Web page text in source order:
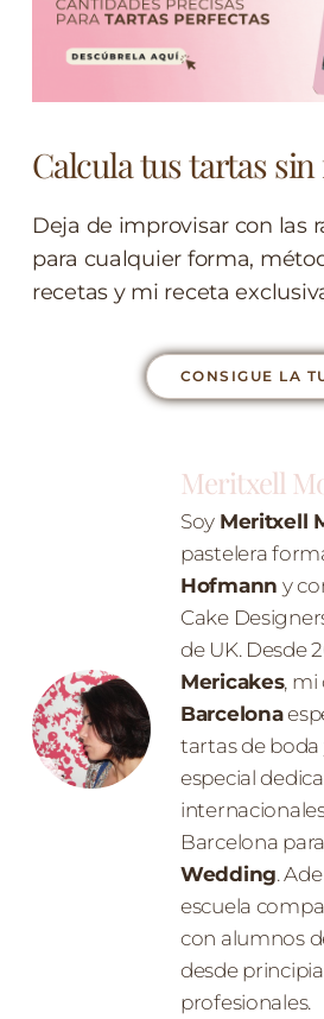
Calcula tus tartas sin
Deja de improvisar con las
para cualquier forma,
recetas y mi receta
CONSIGUE LA
Meritxell
Soy Meritxell
pastelera
Hofmann y
Cake
de UK. Desde
Mericakes, mi
Barcelona
tartas de boda
especial
Barcelona
Wedding.
escuela
con alumnos
desde
profesionales.